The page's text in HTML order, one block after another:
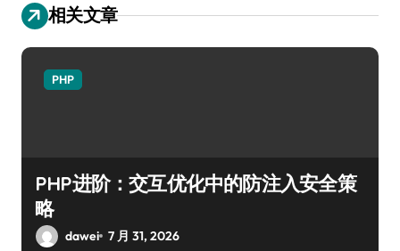
相关文章
PHP
PHP进阶：交互优化中的防注入安全策
略
dawei 7 月 31, 2026